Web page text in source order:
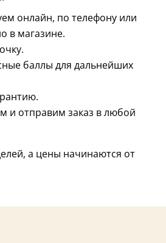
онлайн, по телефону или
в магазине.
баллы для дальнейших
и отправим заказ в любой
а цены начинаются от